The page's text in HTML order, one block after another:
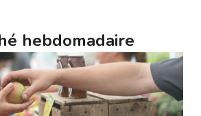
hebdomadaire